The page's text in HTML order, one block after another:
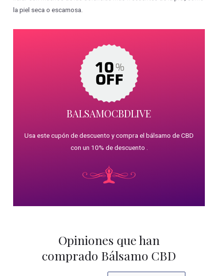
la piel seca o escamosa.
BALSAMOCBDLIVE
Usa este cupón de descuento y compra el bálsamo de CBD
con un 10% de descuento .
Opiniones que han
comprado Bálsamo CBD